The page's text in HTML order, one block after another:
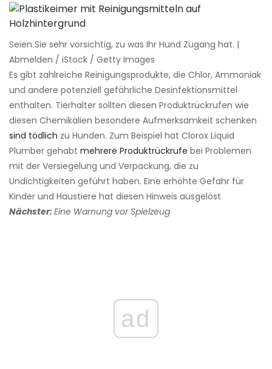
Seien Sie sehr vorsichtig, zu was Ihr Hund Zugang hat. |
Abmelden / iStock / Getty Images
Es gibt zahlreiche Reinigungsprodukte, die Chlor, Ammoniak
und andere potenziell gefährliche Desinfektionsmittel
enthalten. Tierhalter sollten diesen Produktrückrufen wie
diesen Chemikalien besondere Aufmerksamkeit schenken
sind tödlich zu Hunden. Zum Beispiel hat Clorox Liquid
Plumber gehabt mehrere Produktrückrufe bei Problemen
mit der Versiegelung und Verpackung, die zu
Undichtigkeiten geführt haben. Eine erhöhte Gefahr für
Kinder und Haustiere hat diesen Hinweis ausgelöst.
Nächster: Eine Warnung vor Spielzeug
ad